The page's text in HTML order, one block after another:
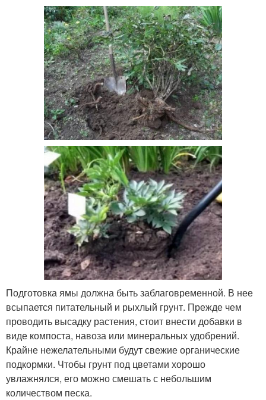
Подготовка ямы должна быть заблаговременной. В нее
всыпается питательный и рыхлый грунт. Прежде чем
проводить высадку растения, стоит внести добавки в
виде компоста, навоза или минеральных удобрений.
Крайне нежелательными будут свежие органические
подкормки. Чтобы грунт под цветами хорошо
увлажнялся, его можно смешать с небольшим
количеством песка.